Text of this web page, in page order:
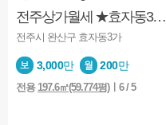
전주상가월세 ★효자동3가★교육업★운동시설★사무실등
전주시 완산구 효자동3가
3,000만 200만
전용 197.6㎡(59.774평)ㅣ6 / 5